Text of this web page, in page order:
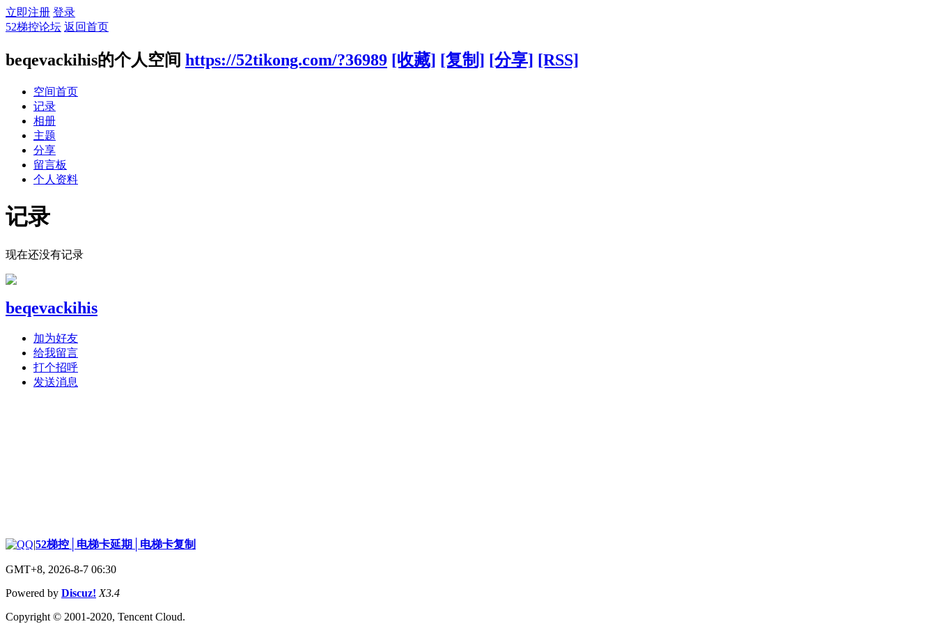
立即注册 登录
52梯控论坛 返回首页
beqevackihis的个人空间 https://52tikong.com/?36989 [收藏] [复制] [分享] [RSS]
空间首页
记录
相册
主题
分享
留言板
个人资料
记录
现在还没有记录
beqevackihis
加为好友
给我留言
打个招呼
发送消息
|52梯控│电梯卡延期│电梯卡复制
GMT+8, 2026-8-7 06:30
Powered by Discuz! X3.4
Copyright © 2001-2020, Tencent Cloud.